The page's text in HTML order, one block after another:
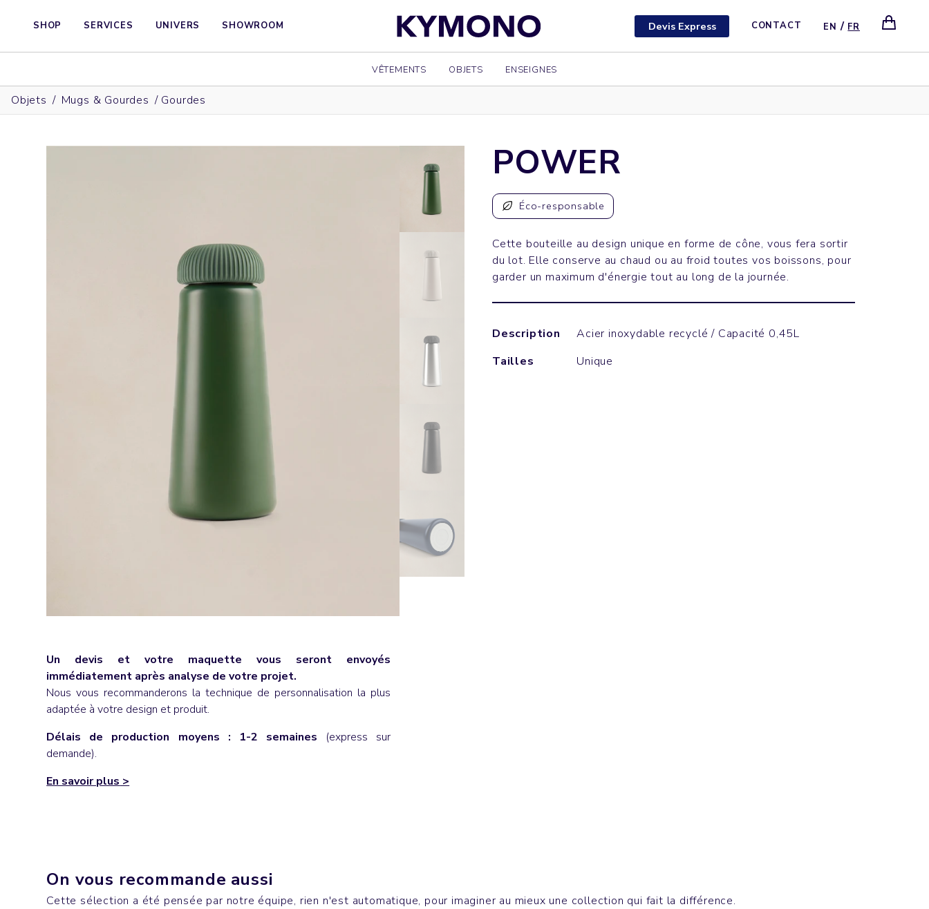
SHOP SERVICES UNIVERS SHOWROOM Devis Express CONTACT EN / FR
VÊTEMENTS OBJETS ENSEIGNES
Objets / Mugs & Gourdes / Gourdes
Un devis et votre maquette vous seront envoyés
immédiatement après analyse de votre projet.
Nous vous recommanderons la technique de personnalisation la plus
adaptée à votre design et produit.
Délais de production moyens : 1-2 semaines
(express sur
demande).
En savoir plus >
POWER
Éco-responsable
Cette bouteille au design unique en forme de cône, vous fera sortir
du lot. Elle conserve au chaud ou au froid toutes vos boissons, pour
garder un maximum d'énergie tout au long de la journée.
Description
Acier inoxydable recyclé / Capacité 0,45L
Tailles
Unique
On vous recommande aussi
Cette sélection a été pensée par notre équipe, rien n'est automatique, pour imaginer au mieux une collection qui fait la différence.
Bureau
MOBB DEEP
Mugs & Gourdes
SNOOP DOGG